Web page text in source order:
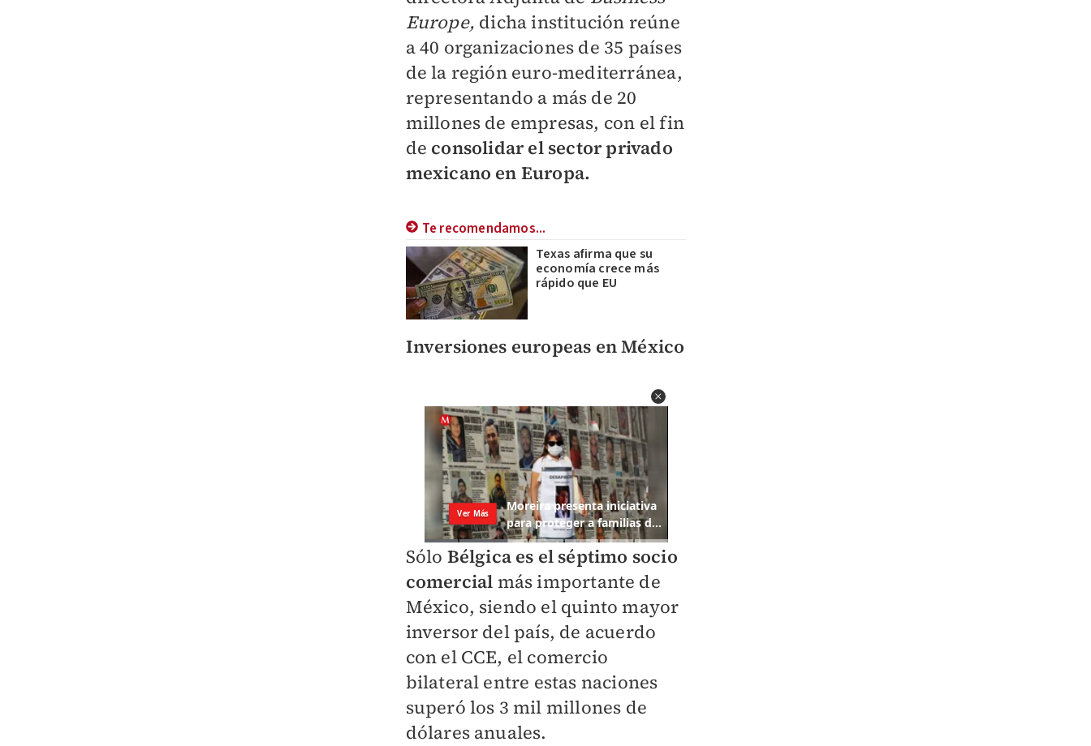
Europe, dicha institución reúne
a 40 organizaciones de 35 países
de la región euro-mediterránea,
representando a más de 20
millones de empresas, con el fin
de consolidar el sector privado
mexicano en Europa.
Te recomendamos...
Texas afirma que su
economía crece más
rápido que EU
Inversiones europeas en México
Sólo Bélgica es el séptimo socio
comercial más importante de
México, siendo el quinto mayor
inversor del país, de acuerdo
con el CCE, el comercio
bilateral entre estas naciones
superó los 3 mil millones de
dólares anuales.